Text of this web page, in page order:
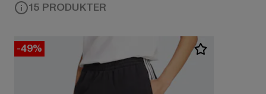
15 PRODUKTER
-49%